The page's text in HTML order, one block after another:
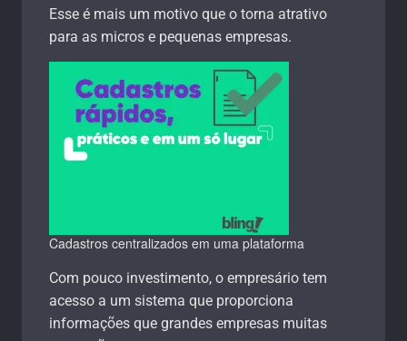
Esse é mais um motivo que o torna atrativo
para as micros e pequenas empresas.
Cadastros centralizados em uma plataforma
Com pouco investimento, o empresário tem
acesso a um sistema que proporciona
informações que grandes empresas muitas